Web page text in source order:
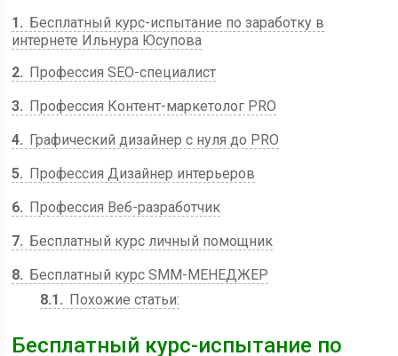
1
Бесплатный курс-испытание по заработку в
интернете Ильнура Юсупова
2
Профессия SEO-специалист
3
Профессия Контент-маркетолог PRO
4
Графический дизайнер с нуля до PRO
5
Профессия Дизайнер интерьеров
6
Профессия Веб-разработчик
7
Бесплатный курс личный помощник
8
Бесплатный курс SMM-МЕНЕДЖЕР
8.1
Похожие статьи:
Бесплатный курс-испытание по